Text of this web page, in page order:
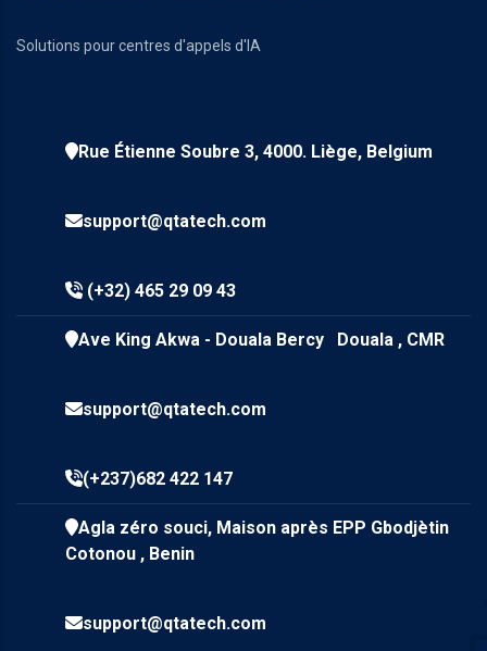
Solutions pour centres d'appels d'IA
Rue Étienne Soubre 3, 4000. Liège, Belgium
support@qtatech.com
(+32) 465 29 09 43
Ave King Akwa - Douala Bercy Douala , CMR
support@qtatech.com
(+237)682 422 147
Agla zéro souci, Maison après EPP Gbodjètin
Cotonou , Benin
support@qtatech.com